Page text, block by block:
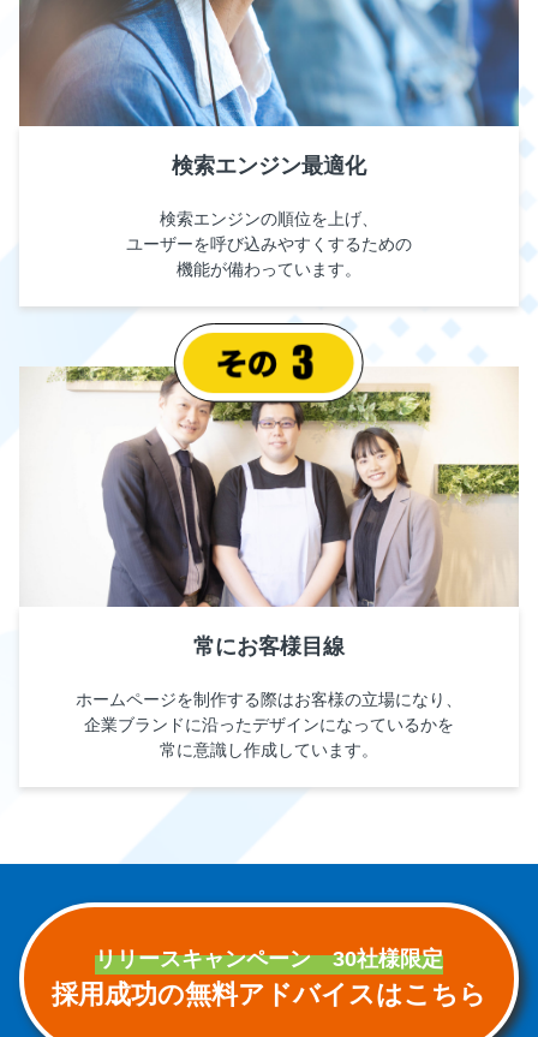
検索エンジン最適化
検索エンジンの順位を上げ、
ユーザーを呼び込みやすくするための
機能が備わっています。
常にお客様目線
ホームページを制作する際はお客様の立場になり、
企業ブランドに沿ったデザインになっているかを
常に意識し作成しています。
リリースキャンペーン 30社様限定
採用成功の無料アドバイスはこちら